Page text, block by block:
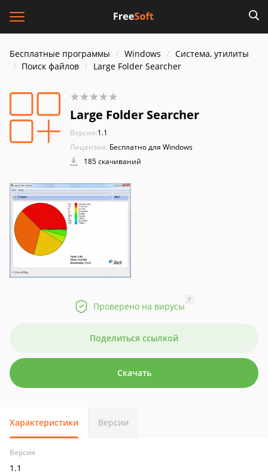
Бесплатные программы Windows
Система, утилиты
Поиск файлов
Large Folder Searcher
Large Folder Searcher
Версия:1.1
Лицензия: Бесплатно для Windows
185 скачиваний
Проверено на вирусы
?
Поделиться ссылкой
Скачать
Характеристики Версии
Версия
1.1